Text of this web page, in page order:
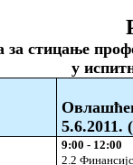
за стицање
у
5.6.2011.
9:00 - 12:00
2.2